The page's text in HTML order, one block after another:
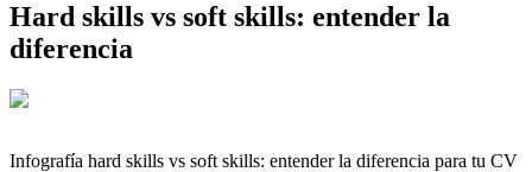
Hard skills vs soft skills: entender la
diferencia
Infografía hard skills vs soft skills: entender la diferencia para tu CV